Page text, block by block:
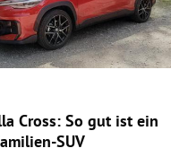
Cross: So gut ist ein
SUV